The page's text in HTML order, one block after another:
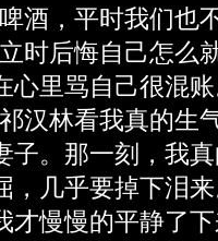
酒，平时我们也
时后悔自己怎么
心里骂自己很混
汉林看我真的生
子。那一刻，我
，几乎要掉下泪
才慢慢的平静了